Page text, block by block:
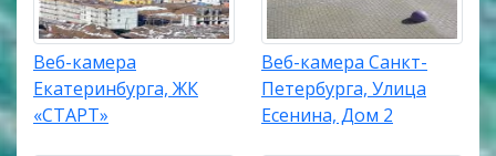
Веб-камера
Екатеринбурга, ЖК
«СТАРТ»
Веб-камера Санкт-
Петербурга, Улица
Есенина, Дом 2